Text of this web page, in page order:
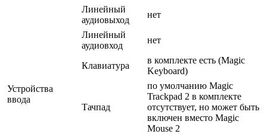
Линейный
аудиовыход
нет
Линейный
аудиовход
нет
Устройства
ввода
Клавиатура
в комплекте есть (Magic
Keyboard)
Тачпад
по умолчанию Magic
Trackpad 2 в комплекте
отсутствует, но может быть
включен вместо Magic
Mouse 2